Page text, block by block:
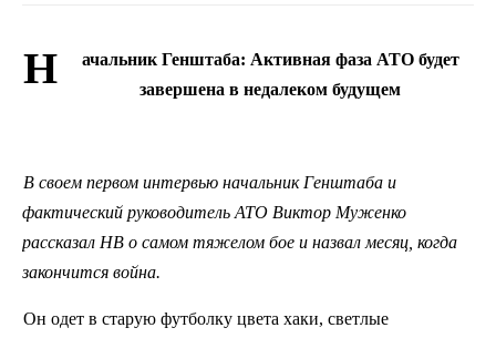
Н
ачальник Генштаба: Активная фаза АТО будет
завершена в недалеком будущем
В своем первом интервью начальник Генштаба и
фактический руководитель АТО Виктор Муженко
рассказал НВ о самом тяжелом бое и назвал месяц, когда
закончится война.
Он одет в старую футболку цвета хаки, светлые